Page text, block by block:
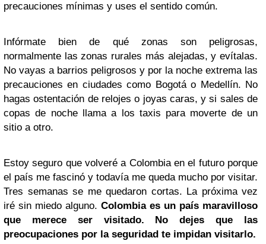
precauciones mínimas y uses el sentido común.
Infórmate bien de qué zonas son peligrosas,
normalmente las zonas rurales más alejadas, y evítalas.
No vayas a barrios peligrosos y por la noche extrema las
precauciones en ciudades como Bogotá o Medellín. No
hagas ostentación de relojes o joyas caras, y si sales de
copas de noche llama a los taxis para moverte de un
sitio a otro.
Estoy seguro que volveré a Colombia en el futuro porque
el país me fascinó y todavía me queda mucho por visitar.
Tres semanas se me quedaron cortas. La próxima vez
iré sin miedo alguno. Colombia es un país maravilloso
que merece ser visitado. No dejes que las
preocupaciones por la seguridad te impidan visitarlo.